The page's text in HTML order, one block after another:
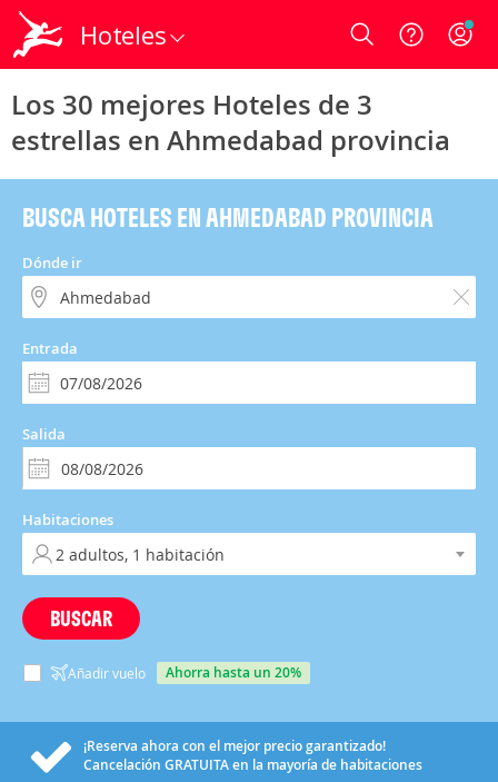
Hoteles Login
Los 30 mejores Hoteles de 3
estrellas en Ahmedabad provincia
BUSCA HOTELES EN AHMEDABAD PROVINCIA
Dónde ir
Entrada
Salida
Habitaciones
BUSCAR
Añadir vuelo ahorra hasta un 20%
¡Reserva ahora con el mejor precio garantizado!
Cancelación GRATUITAen la mayoría de habitaciones